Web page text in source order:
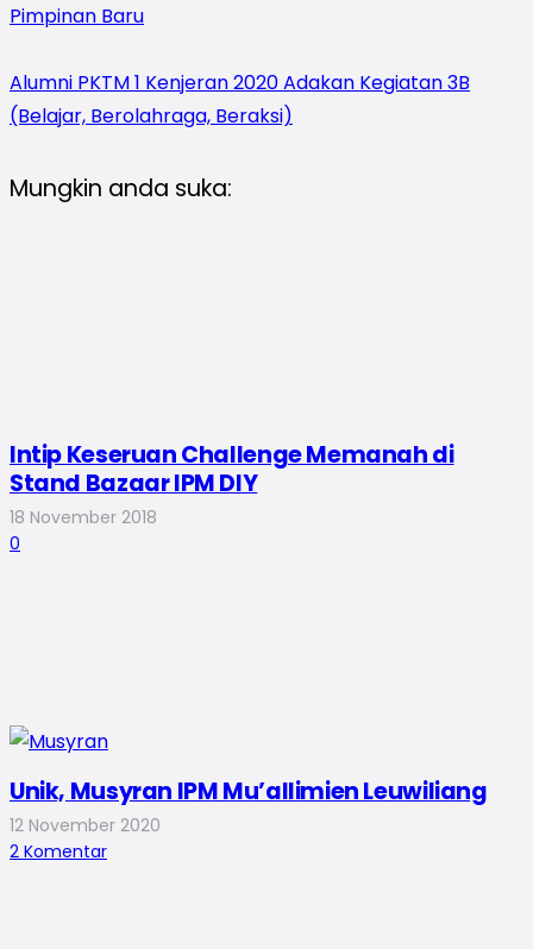
Pimpinan Baru
Alumni PKTM 1 Kenjeran 2020 Adakan Kegiatan 3B
(Belajar, Berolahraga, Beraksi)
Mungkin anda suka:
Intip Keseruan Challenge Memanah di
Stand Bazaar IPM DIY
18 November 2018
0
Unik, Musyran IPM Mu’allimien Leuwiliang
12 November 2020
2 Komentar